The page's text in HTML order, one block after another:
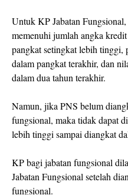
Untuk KP Jabatan
memenuhi jumlah angka
pangkat setingkat lebih tinggi,
dalam pangkat terakhir, dan
dalam dua tahun terakhir.
Namun, jika PNS belum
fungsional, maka tidak dapat
lebih tinggi sampai diangkat
KP bagi jabatan fungsional
Jabatan Fungsional setelah
fungsional.